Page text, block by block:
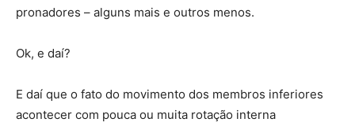
pronadores – alguns mais e outros menos.
Ok, e daí?
E daí que o fato do movimento dos membros inferiores
acontecer com pouca ou muita rotação interna